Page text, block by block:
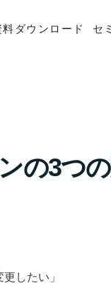
料ダウンロード セ
の3つ
したい」